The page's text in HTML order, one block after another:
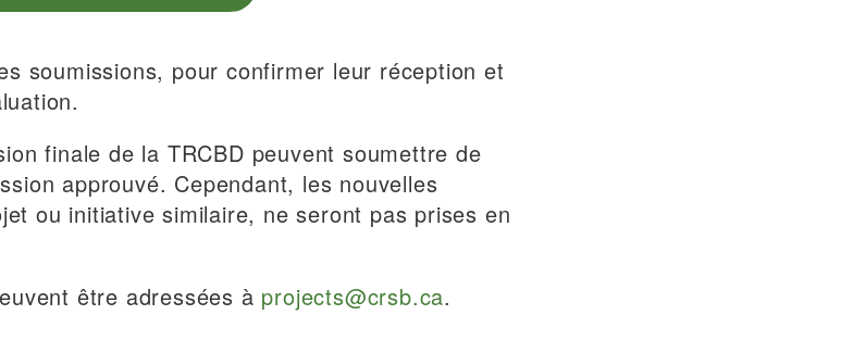
soumissions, pour confirmer leur réception et
finale de la TRCBD peuvent soumettre de
approuvé. Cependant, les nouvelles
ou initiative similaire, ne seront pas prises en
être adressées à projects@crsb.ca.